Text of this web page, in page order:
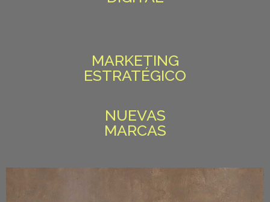
MARKETING
ESTRATÉGICO
NUEVAS
MARCAS